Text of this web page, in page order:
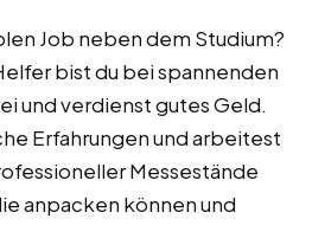
Job neben dem Studium?
bist du bei spannenden
und verdienst gutes Geld.
Erfahrungen und arbeitest
Messestände
anpacken können und